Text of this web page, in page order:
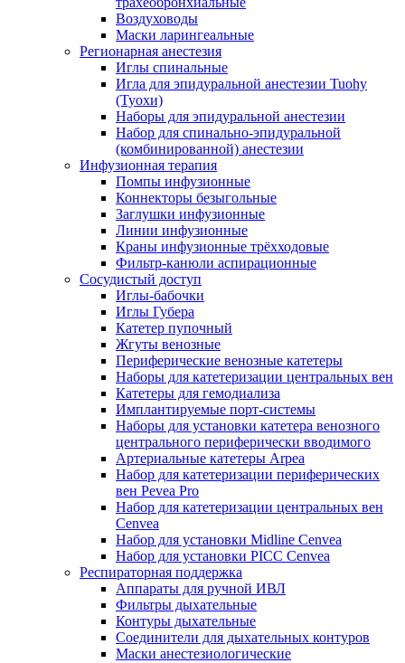
Воздуховоды
Маски ларингеальные
Регионарная анестезия
Иглы спинальные
Игла для эпидуральной анестезии Tuohy
(Туохи)
Наборы для эпидуральной анестезии
Набор для спинально-эпидуральной
(комбинированной) анестезии
Инфузионная терапия
Помпы инфузионные
Коннекторы безыгольные
Заглушки инфузионные
Линии инфузионные
Краны инфузионные трёхходовые
Фильтр-канюли аспирационные
Сосудистый доступ
Иглы-бабочки
Иглы Губера
Катетер пупочный
Жгуты венозные
Периферические венозные катетеры
Наборы для катетеризации центральных вен
Катетеры для гемодиализа
Имплантируемые порт‑системы
Наборы для установки катетера венозного
центрального периферически вводимого
Артериальные катетеры Arpea
Набор для катетеризации периферических
вен Pevea Pro
Набор для катетеризации центральных вен
Cenvea
Набор для установки Midline Cenvea
Набор для установки PICC Cenvea
Респираторная поддержка
Аппараты для ручной ИВЛ
Фильтры дыхательные
Контуры дыхательные
Соединители для дыхательных контуров
Маски анестезиологические